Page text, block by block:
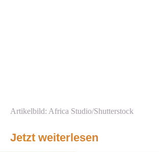
Artikelbild: Africa Studio/Shutterstock
Jetzt weiterlesen